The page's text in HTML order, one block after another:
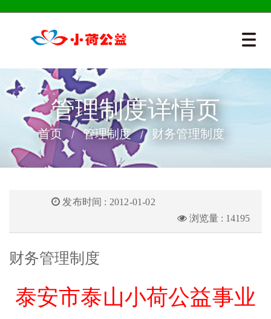
管理制度详情页
首页 管理制度 财务管理制度
发布时间 : 2012-01-02
浏览量 : 14195
财务管理制度
泰安市泰山小荷公益事业